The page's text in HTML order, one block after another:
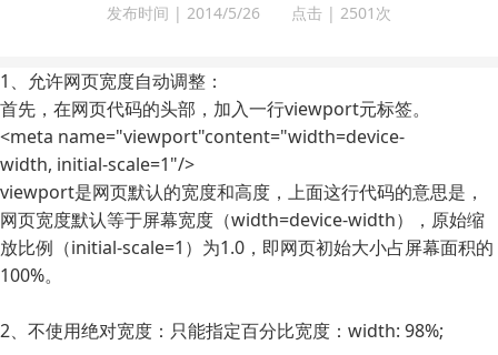
发布时间 | 2014/5/26 点击 | 2501次
1、允许网页宽度自动调整：
首先，在网页代码的头部，加入一行viewport元标签。
<meta name="viewport"content="width=device-
width, initial-scale=1"/>
viewport是网页默认的宽度和高度，上面这行代码的意思是，
网页宽度默认等于屏幕宽度（width=device-width），原始缩
放比例（initial-scale=1）为1.0，即网页初始大小占屏幕面积的
100%。
2、不使用绝对宽度：只能指定百分比宽度：width: 98%;